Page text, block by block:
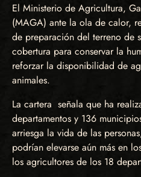
El Ministerio de Agricultura,
(MAGA) ante la ola de calor,
de preparación del terreno de
cobertura para conservar la
reforzar la disponibilidad de
animales.
La cartera señala que ha
departamentos y 136
arriesga la vida de las
podrían elevarse aún más en
los agricultores de los 18